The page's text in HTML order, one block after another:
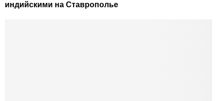
индийскими на Ставрополье